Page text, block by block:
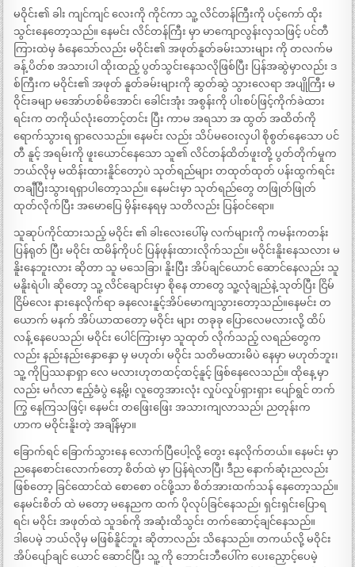
မဝိုင်း၏ ခါး ကျင်ကျင် လေးကို ကိုင်ကာ သူ့ လိင်တန်ကြီးကို ပင့်ကော် ထိုး
သွင်းနေတော့သည်။ နေမင်း လိင်တန်ကြီး မှာ မာကျောလွန်းလှသဖြင့် ပင်တီ
ကြားထဲမှ ခံနေသော်လည်း မဝိုင်း၏ အဖုတ်နူတ်ခမ်းသားများ ကို တလက်မ
ခန့် ပိတ်စ အသားပါ ထိုးထည့် ပွတ်သွင်းနေသလိုဖြစ်ပြီး ပြန်အဆွဲမှာလည်း ဒ
စ်ကြီးက မဝိုင်း၏ အဖုတ် နူတ်ခမ်းများကို ဆွတ်ဆွဲ သွားလေရာ အပျိုကြီး မ
ဝိုင်းခမျာ မအော်ဟစ်မိအောင်၊ ခေါင်းအုံး အစွန်းကို ပါးစပ်ဖြင့်ကိုက်ခဲထား
ရင်းက တကိုယ်လုံးတောင့်တင်း ပြီး ကာမ အရသာ အ ထွတ် အထိတ်ကို
ရောက်သွားရ ရှာလေသည်။ နေမင်း လည်း သိပ်မဝေးလှပါ စိုစွတ်နေသော ပင်
တီ နူင့် အရမ်းကို ဖူးယောင်နေသော သူ၏ လိင်တန်ထိတ်ဖူးတို့ ပွတ်တိုက်မှုက
ဘယ်လိုမှ မထိန်းထားနိူင်တော့ပဲ သုတ်ရည်များ တထုတ်ထုတ် ပန်းထွက်ရင်း
တချီပြီးသွားရရှာပါတော့သည်။ နေမင်းမှာ သုတ်ရည်တွေ တဖြုတ်ဖြုတ်
ထုတ်လိုက်ပြီး အမောပြေ မှိန်းနေရမှ သတိလည်း ပြန်ဝင်ရော။
သူဆုပ်ကိုင်ထားသည့် မဝိုင်း ၏ ခါးလေးပေါ်မှ လက်များကို ကမန်းကတန်း
ပြန်ရုတ် ပြီး မဝိုင်း ထမိန်ကိုပင် ပြန်ဖုန်းထားလိုက်သည်။ မဝိုင်းနိူးနေသလား မ
နိူးနေဘူးလား ဆိုတာ သူ မသေခြာ၊ နိူးပြီး အိပ်ချင်ယောင် ဆောင်နေလည်း သူ
မနိူးရဲပါ၊ ဆိုတော့ သူ့ လိင်ချောင်းမှာ စိုနေ တာတွေ သူ့လုံချည်နဲ့ သုတ်ပြီး ငြိမ်
ငြိမ်လေး နားနေလိုက်ရာ ခနလေးနူင့်အိပ်မောကျသွားတော့သည်။နေမင်း တ
ယောက် မနက် အိပ်ယာထတော့ မဝိုင်း များ တခုခု ပြောလေမလားလို့ ထိပ်
လန့် နေပေသည်၊ မဝိုင်း ပေါင်ကြားမှာ သူထုတ် လိုက်သည့် လရည်တွေက
လည်း နည်းနည်းနှောနှော မှ မဟုတ်၊ မဝိုင်း သတိမထားမိပဲ နေမှာ မဟုတ်ဘူး၊
သူ့ ကိုပြဿနာရှာ လေ မလားဟုတထင့်ထင့်နူင့် ဖြစ်နေလေသည်။ ထိုနေ့ မှာ
လည်း မင်္ဂလာ ဧည့်ခံပွဲ နေ့မို့၊ လူတွေအားလုံး လှုပ်လှုပ်ရှားရှား ပျော်ရွင် တက်
ကြွ နေကြသဖြင့်၊ နေမင်း တဖြေးဖြေး အသားကျလာသည်၊ ညတုန်းက
ဟာက မဝိုင်းနိူးတဲ့ အချိန်မှာ။
ခြောက်ရင် ခြောက်သွားနေ လောက်ပြီပေါ့လို့ တွေး နေလိုက်တယ်။ နေမင်း မှာ
ညနေစောင်းလောက်တော့ စိတ်ထဲ မှာ ပြန်ရဲလာပြီ၊ ဒီည နောက်ဆုံးညလည်း
ဖြစ်တော့ ခြင်ထောင်ထဲ စောစော ဝင်ဖို့သာ စိတ်အားထက်သန် နေတော့သည်။
နေမင်းစိတ် ထဲ မတော့ မနေညက ထက် ပိုလုပ်ခြင်နေသည်၊ ရှင်းရှင်းပြောရ
ရင်၊ မဝိုင်း အဖုတ်ထဲ သူဒစ်ကို အဆုံးထိသွင်း တက်ဆောင့်ချင်နေသည်။
ဒါပေမဲ့ ဘယ်လိုမှ မဖြစ်နိူင်ဘူး ဆိုတာလည်း သိနေသည်။ တကယ်လို့ မဝိုင်း
အိပ်ပျော်ချင် ယောင် ဆောင်ပြီး သူ့ ကို ဘောင်းဘီပေါ်က ပေးညှောင့်ပေမဲ့